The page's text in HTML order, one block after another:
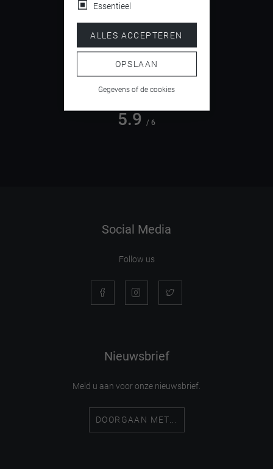
4.5
5.9 / 6
Social Media
Follow us
Nieuwsbrief
Meld u aan voor onze nieuwsbrief.
DOORGAAN MET...
Essentieel
ALLES ACCEPTEREN
OPSLAAN
Gegevens of de cookies